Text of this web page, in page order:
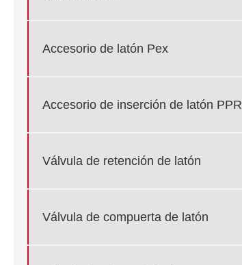
Accesorio de latón Pex
Accesorio de inserción de latón PPR
Válvula de retención de latón
Válvula de compuerta de latón